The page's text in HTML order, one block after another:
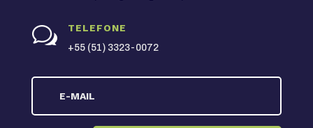
w TELEFONE
+55 (51) 3323-0072